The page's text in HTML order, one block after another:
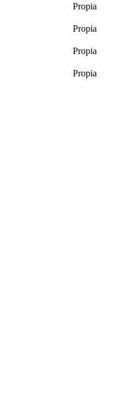
Propia
Propia
Propia
Propia